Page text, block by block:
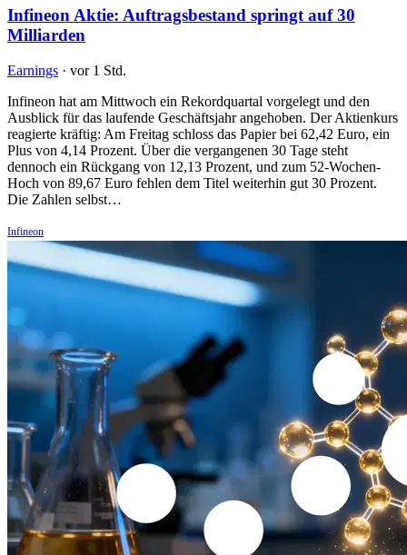
Infineon Aktie: Auftragsbestand springt auf 30
Milliarden
Earnings · vor 1 Std.
Infineon hat am Mittwoch ein Rekordquartal vorgelegt und den
Ausblick für das laufende Geschäftsjahr angehoben. Der Aktienkurs
reagierte kräftig: Am Freitag schloss das Papier bei 62,42 Euro, ein
Plus von 4,14 Prozent. Über die vergangenen 30 Tage steht
dennoch ein Rückgang von 12,13 Prozent, und zum 52-Wochen-
Hoch von 89,67 Euro fehlen dem Titel weiterhin gut 30 Prozent.
Die Zahlen selbst…
Infineon